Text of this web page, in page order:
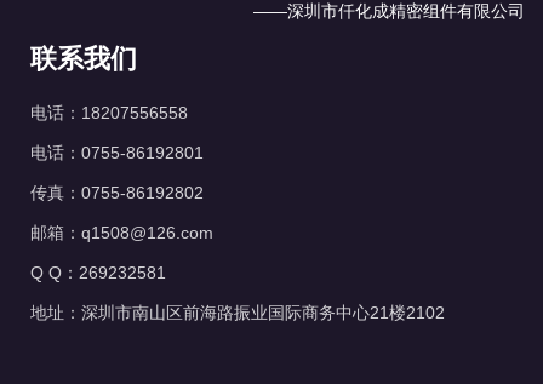
——深圳市仟化成精密组件有限公司
联系我们
电话：18207556558
电话：0755-86192801
传真：0755-86192802
邮箱：q1508@126.com
Q Q：269232581
地址：深圳市南山区前海路振业国际商务中心21楼2102